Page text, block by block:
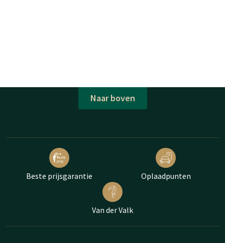
Naar boven
Beste prijsgarantie Oplaadpunten
Van der Valk